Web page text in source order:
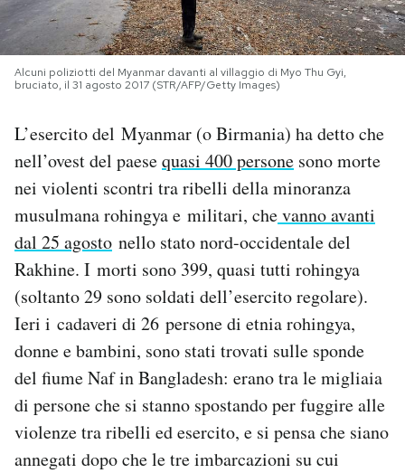
NEWSLETTER
I MIEI PREFERITI
SHOP
CALENDARIO
AREA PERSONALE
Area Personale
Newsletter
Hai bisogno di aiuto?
Esci
Alcuni poliziotti del Myanmar davanti al villaggio di Myo Thu Gyi,
bruciato, il 31 agosto 2017 (STR/AFP/Getty Images)
L’esercito del Myanmar (o Birmania) ha detto che
nell’ovest del paesequasi 400 persone sono morte
nei violenti scontri tra ribelli della minoranza
musulmana rohingya e militari, chevanno avanti
dal 25 agosto nello stato nord-occidentale del
Rakhine. I morti sono 399, quasi tutti rohingya
(soltanto 29 sono soldati dell’esercito regolare).
Ieri i cadaveri di 26 persone di etnia rohingya,
donne e bambini, sono stati trovati sulle sponde
del fiume Naf in Bangladesh: erano tra le migliaia
di persone che si stanno spostando per fuggire alle
violenze tra ribelli ed esercito, e si pensa che siano
annegati dopo che le tre imbarcazioni su cui